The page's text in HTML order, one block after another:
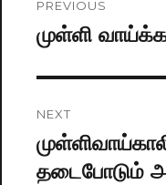
navigation
PREVIOUS
Previous
முள்ளி
NEXT
Next
post:
தடைபோடும்